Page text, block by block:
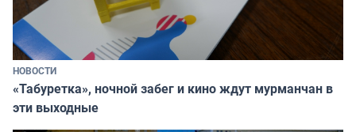
НОВОСТИ
«Табуретка», ночной забег и кино ждут мурманчан в
эти выходные